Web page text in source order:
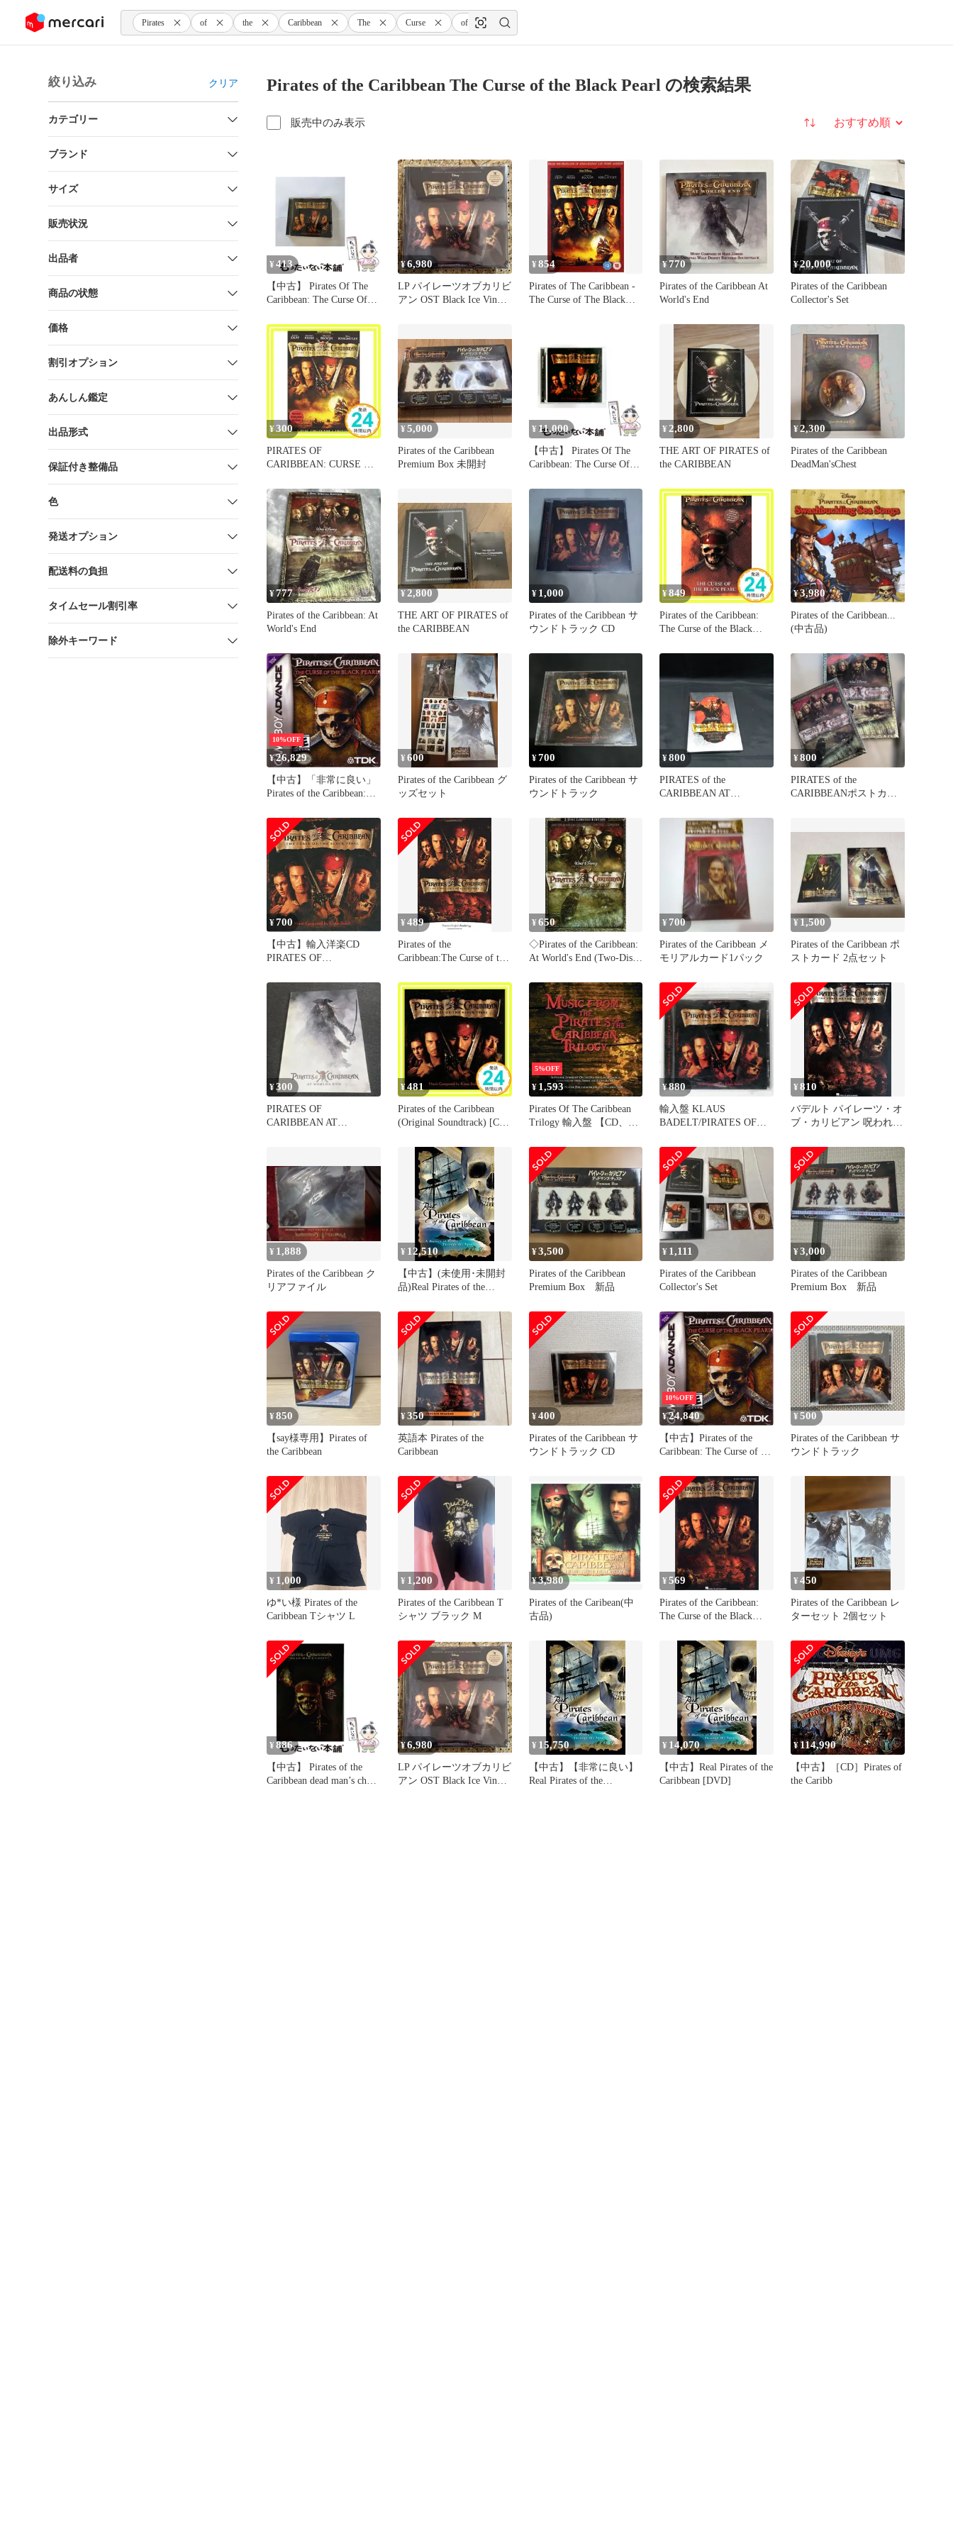
ツにスキップ Pirates of the Caribbean The Curse of the
絞り込み クリア
カテゴリー
ブランド
サイズ
販売状況
出品者
商品の状態
価格
割引オプション
あんしん鑑定
出品形式
保証付き整備品
色
発送オプション
配送料の負担
タイムセール割引率
除外キーワード
Pirates of the Caribbean The Curse of the Black Pearl の検索結果
販売中のみ表示 並び替え
¥ 413
【中古】 Pirates Of The
Caribbean: The Curse Of
Klaus Badelt / Walt Disney
Records
¥6,980
LP パイレーツオブカリビ
アン OST Black Ice Vinyl
¥854
Pirates of The Caribbean -
The Curse of The Black
¥770
Pirates of the Caribbean At
World's End
¥20,000
Pirates of the Caribbean
Collector's Set
¥300
PIRATES OF
CARIBBEAN: CURSE OF
¥5,000
Pirates of the Caribbean
Premium Box 未開封
¥ 11,000
【中古】 Pirates Of The
Caribbean: The Curse Of
¥ 2,800
THE ART OF PIRATES of
the CARIBBEAN
¥2,300
Pirates of the Caribbean
DeadMan'sChest
¥777
Pirates of the Caribbean: At
World's End
¥ 2,800
THE ART OF PIRATES of
the CARIBBEAN
¥ 1,000
Pirates of the Caribbean サ
ウンドトラック CD
¥849
Pirates of the Caribbean:
The Curse of the Black
Elizabeth_04
¥3,980
Pirates of the Caribbean...
(中古品)
10%OFF
¥26,829
【中古】「非常に良い」
Pirates of the Caribbean:
Pearl (輸入版)
¥600
Pirates of the Caribbean グ
ッズセット
¥700
Pirates of the Caribbean サ
ウンドトラック
¥800
PIRATES of the
CARIBBEAN AT
状態：非良
¥800
PIRATES of the
CARIBBEANポストカー
¥700
【中古】輸入洋楽CD
PIRATES OF
CURSE OF THE BLACK
PEARL-[輸入盤]
¥489
Pirates of the
Caribbean:The Curse of the
¥650
◇Pirates of the Caribbean:
At World's End (Two-Disc
盤]/40991
¥ 700
Pirates of the Caribbean メ
モリアルカード1パック
¥ 1,500
Pirates of the Caribbean ポ
ストカード 2点セット
¥300
PIRATES OF
CARIBBEAN AT
¥481
Pirates of the Caribbean
(Original Soundtrack) [CD]
5%OFF
¥ 1,593
Pirates Of The Caribbean
Trilogy 輸入盤 【CD、音
レンタル落ち
¥880
輸入盤 KLAUS
BADELT/PIRATES OF
CURSE OF THE BLACK
PEARL/WALT DISNEY
RECORDS 0-50086-00897-
1 CD □
¥810
バデルト パイレーツ・オ
ブ・カリビアン 呪われた
入楽譜 Piano Solo
Selections Badelt Pirates of
the Caribbean: The Curse of
the Black Pearl ハル・レ
¥ 1,888
Pirates of the Caribbean ク
リアファイル
¥ 12,510
【中古】(未使用･未開封
品)Real Pirates of the
¥3,500
Pirates of the Caribbean
Premium Box 新品
¥ 1,111
Pirates of the Caribbean
Collector's Set
¥3,000
Pirates of the Caribbean
Premium Box 新品
¥850
【say様専用】Pirates of
the Caribbean
¥350
英語本 Pirates of the
Caribbean
¥400
Pirates of the Caribbean サ
ウンドトラック CD
10%OFF
¥24,840
【中古】Pirates of the
Caribbean: The Curse of the
¥500
Pirates of the Caribbean サ
ウンドトラック
¥ 1,000
ゆ*い様 Pirates of the
Caribbean Tシャツ L
¥ 1,200
Pirates of the Caribbean T
シャツ ブラック M
¥3,980
Pirates of the Caribean(中
古品)
¥569
Pirates of the Caribbean:
The Curse of the Black
¥450
Pirates of the Caribbean レ
ターセット 2個セット
¥ 886
【中古】 Pirates of the
Caribbean dead man’s chest
¥6,980
LP パイレーツオブカリビ
アン OST Black Ice Vinyl
¥ 15,750
【中古】【非常に良い】
Real Pirates of the
¥ 14,070
【中古】Real Pirates of the
Caribbean [DVD]
¥114,990
【中古】［CD］Pirates of
the Caribb